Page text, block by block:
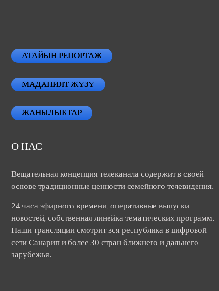
АТАЙЫН РЕПОРТАЖ
МАДАНИЯТ ЖҮЗҮ
ЖАНЫЛЫКТАР
О НАС
Вещательная концепция телеканала содержит в своей
основе традиционные ценности семейного телевидения.
24 часа эфирного времени, оперативные выпуски
новостей, собственная линейка тематических программ.
Наши трансляции смотрит вся республика в цифровой
сети Санарип и более 30 стран ближнего и дальнего
зарубежья.